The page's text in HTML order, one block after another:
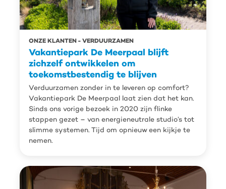
ONZE KLANTEN VERDUURZAMEN
Vakantiepark De Meerpaal blijft
zichzelf ontwikkelen om
toekomstbestendig te blijven
Verduurzamen zonder in te leveren op comfort?
Vakantiepark De Meerpaal laat zien dat het kan.
Sinds ons vorige bezoek in 2020 zijn flinke
stappen gezet – van energieneutrale studio’s tot
slimme systemen. Tijd om opnieuw een kijkje te
nemen.